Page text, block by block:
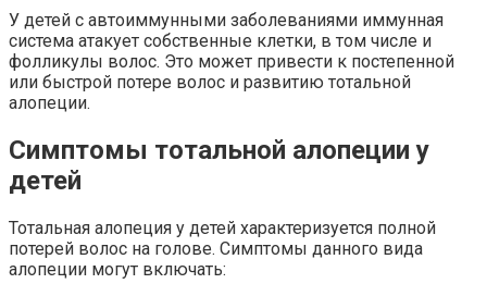
У детей с автоиммунными заболеваниями иммунная
система атакует собственные клетки, в том числе и
фолликулы волос. Это может привести к постепенной
или быстрой потере волос и развитию тотальной
алопеции.
Симптомы тотальной алопеции у
детей
Тотальная алопеция у детей характеризуется полной
потерей волос на голове. Симптомы данного вида
алопеции могут включать: